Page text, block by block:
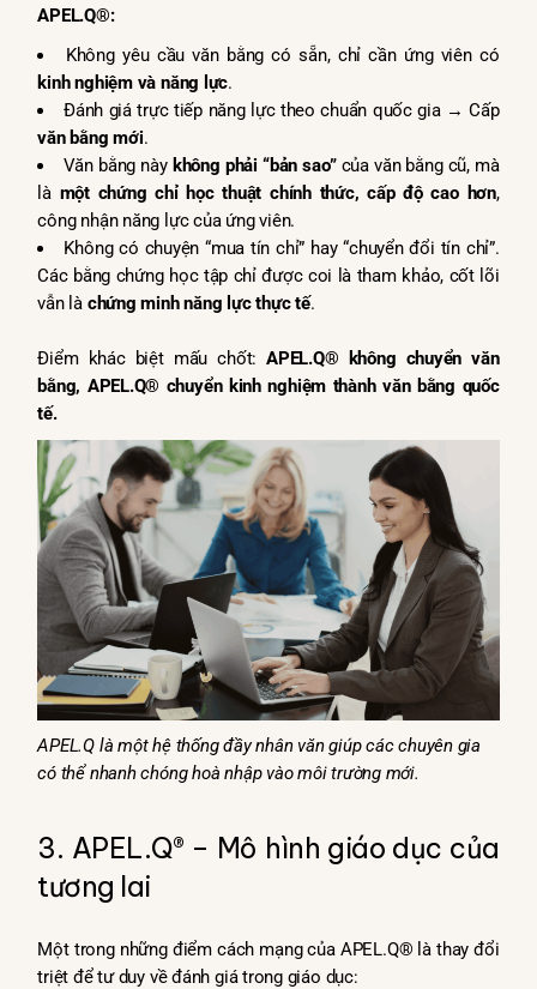
APEL.Q®:
Không yêu cầu văn bằng có sẵn, chỉ cần ứng viên có
kinh nghiệm và năng lực.
Đánh giá trực tiếp năng lực theo chuẩn quốc gia → Cấp
văn bằng mới.
Văn bằng này không phải “bản sao”của văn bằng cũ, mà
là một chứng chỉ học thuật chính thức, cấp độ cao hơn,
công nhận năng lực của ứng viên.
Không có chuyện “mua tín chỉ” hay “chuyển đổi tín chỉ”.
Các bằng chứng học tập chỉ được coi là tham khảo, cốt lõi
vẫn là chứng minh năng lực thực tế.
Điểm khác biệt mấu chốt:APEL.Q® không chuyển văn
bằng, APEL.Q® chuyển kinh nghiệm thành văn bằng quốc
tế.
APEL.Q là một hệ thống đầy nhân văn giúp các chuyên gia
có thể nhanh chóng hoà nhập vào môi trường mới.
3. APEL.Q® – Mô hình giáo dục của
tương lai
Một trong những điểm cách mạng của APEL.Q® là thay đổi
triệt để tư duy về đánh giá trong giáo dục: